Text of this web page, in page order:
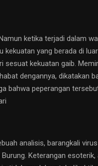
ketika terjadi dalam
yang berada di
kekuatan gaib.
dengannya, dikatakan
bahwa peperangan
analisis, barangkali
Keterangan